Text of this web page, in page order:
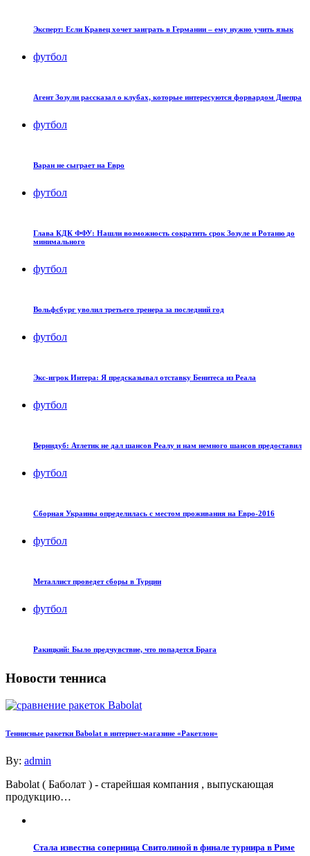
Эксперт: Если Кравец хочет заиграть в Германии – ему нужно учить язык
футбол
Агент Зозули рассказал о клубах, которые интересуются форвардом Днепра
футбол
Варан не сыграет на Евро
футбол
Глава КДК ФФУ: Нашли возможность сократить срок Зозуле и Ротаню до
минимального
футбол
Вольфсбург уволил третьего тренера за последний год
футбол
Экс-игрок Интера: Я предсказывал отставку Бенитеса из Реала
футбол
Вернидуб: Атлетик не дал шансов Реалу и нам немного шансов предоставил
футбол
Сборная Украины определилась с местом проживания на Евро-2016
футбол
Металлист проведет сборы в Турции
футбол
Ракицкий: Было предчувствие, что попадется Брага
Новости тенниса
Теннисные ракетки Babolat в интернет-магазине «Ракетлон»
By: admin
Babolat ( Баболат ) - старейшая компания , выпускающая
продукцию…
Стала известна соперница Свитолиной в финале турнира в Риме